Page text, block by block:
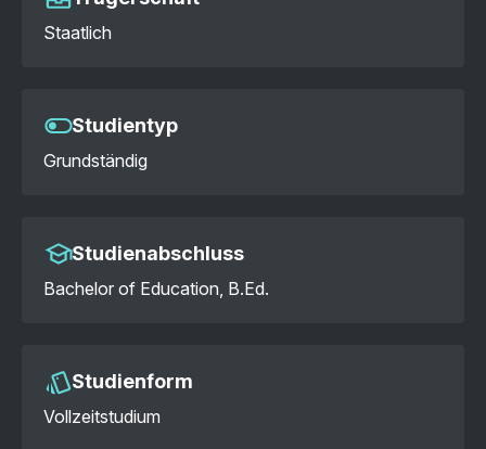
Staatlich
Studientyp
Grundständig
Studienabschluss
Bachelor of Education, B.Ed.
Studienform
Vollzeitstudium